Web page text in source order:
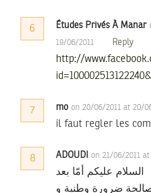
6 Études Privés À Manar
19/06/2011 Reply
http://
7 mo on 20/06/2011 at 20/
il faut regler les
8 ADOUDI on 21/06/2011 at
السلام عليكم أمّا بعد
ضرورة وطنية و